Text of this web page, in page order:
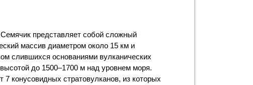
представляет собой сложный
массив диаметром около 15 км и
слившихся основаниями вулканических
высотой до 1500–1700 м над уровнем моря.
7 конусовидных стратовулканов, из которых